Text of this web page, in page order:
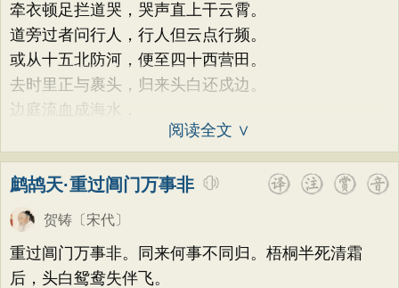
牵衣顿足拦道哭，哭声直上干云霄。
道旁过者问行人，行人但云点行频。
或从十五北防河，便至四十西营田。
去时里正与裹头，归来头白还戍边。
边庭流血成海水，
阅读全文 ∨
鹧鸪天·重过阊门万事非
贺铸 〔宋代〕
重过阊门万事非。同来何事不同归。梧桐半死清霜
后，头白鸳鸯失伴飞。